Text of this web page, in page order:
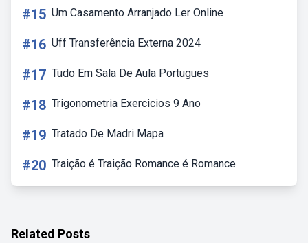
#15 Um Casamento Arranjado Ler Online
#16 Uff Transferência Externa 2024
#17 Tudo Em Sala De Aula Portugues
#18 Trigonometria Exercicios 9 Ano
#19 Tratado De Madri Mapa
#20 Traição é Traição Romance é Romance
Related Posts